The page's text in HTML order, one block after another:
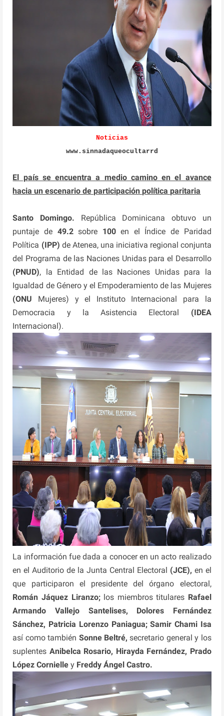
Noticias
www.sinnadaqueocultarrd
El país se encuentra a medio camino en el avance
hacia un escenario de participación política paritaria
Santo Domingo. República Dominicana obtuvo un
puntaje de 49.2sobre 100en el Índice de Paridad
Política (IPP) de Atenea, una iniciativa regional conjunta
del Programa de las Naciones Unidas para el Desarrollo
(PNUD), la Entidad de las Naciones Unidas para la
Igualdad de Género y el Empoderamiento de las Mujeres
(ONU Mujeres) y el Instituto Internacional para la
Democracia y la Asistencia Electoral (IDEA
Internacional).
La información fue dada a conocer en un acto realizado
en el Auditorio de la Junta Central Electoral (JCE), en el
que participaron el presidente del órgano electoral,
Román Jáquez Liranzo;los miembros titulares Rafael
Armando Vallejo Santelises, Dolores Fernández
Sánchez, Patricia Lorenzo Paniagua; Samir Chami Isa
así como también Sonne Beltré, secretario general y los
suplentes Anibelca Rosario, Hirayda Fernández, Prado
López Cornielle y Freddy Ángel Castro.